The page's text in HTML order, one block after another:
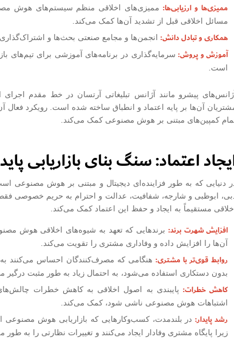
ممیزی‌ها و ارزیابی‌ها:ممیزی‌های اخلاقی منظم سیستم‌های هوش
مسائل اخلاقی قبل از تشدید آن‌ها کمک می‌کند.
همکاری و تبادل دانش:انجمن‌ها و مجامع صنعتی بحث‌ها و
آموزش و پروش:سرمایه‌گذاری در برنامه‌های آموزشی برای تیم‌های
است.
آژانس‌های پیشرو مانند آژانس تبلیغاتی آرتسان در خط مقدم
آن‌ها بر پایه اعتماد و انطباق ساخته شده است. رویکرد فعال
کمپین‌های مبتنی بر هوش مصنوعی کمک می‌کند.
اعتماد: سنگ بنای بازاریابی
دنیایی که به طور فزاینده‌ای دیجیتال و مبتنی بر هوش مصنوعی
ابوظبی و شارجه، شفافیت، عدالت و احترام به حریم خصوصی
اخلاقی مستقیماً به ایجاد و حفظ این اعتماد کمک می‌کند.
افزایش شهرت برند: برندهایی که تعهد به شیوه‌های اخلاقی هوش
آن‌ها را افزایش داده و وفاداری مشتری را تقویت می‌کند.
روابط قوی‌تر با مشتری:هنگامی که مصرف‌کنندگان احساس می‌کنند
بدون دستکاری استفاده می‌شود، به احتمال زیاد به طور مثبت درگیر
کاهش خطرات:پایبندی به اصول اخلاقی به کاهش خطرات
اشتباهات هوش مصنوعی ناشی شود، کمک می‌کند.
رشد پایدار:در بلندمدت، کسب‌وکارهایی که بازاریابی هوش مصنوعی
زیرا پایگاه مشتری وفادار ایجاد می‌کنند و تغییرات نظارتی را به طور